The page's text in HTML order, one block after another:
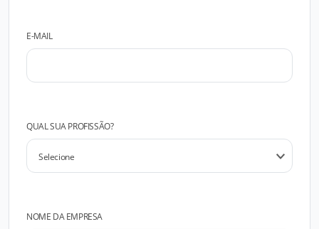
E-MAIL
QUAL SUA PROFISSÃO?
NOME DA EMPRESA